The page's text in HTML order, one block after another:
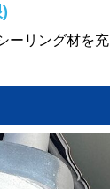
ーリング材を充